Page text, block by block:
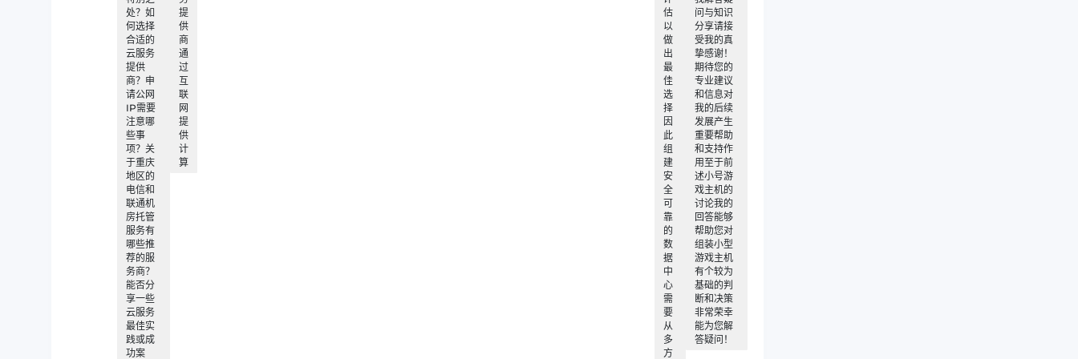
处？如
何选择
合适的
云服务
提供
商？申
请公网
IP需要
注意哪
些事
项？关
于重庆
地区的
电信和
联通机
房托管
服务有
哪些推
荐的服
务商？
能否分
享一些
云服务
最佳实
践或成
功案
提
供
商
通
过
互
联
网
提
供
计
算
估
以
做
出
最
佳
选
择
因
此
组
建
安
全
可
靠
的
数
据
中
心
需
要
从
多
方
问与知识
分享请接
受我的真
挚感谢！
期待您的
专业建议
和信息对
我的后续
发展产生
重要帮助
和支持作
用至于前
述小号游
戏主机的
讨论我的
回答能够
帮助您对
组装小型
游戏主机
有个较为
基础的判
断和决策
非常荣幸
能为您解
答疑问！